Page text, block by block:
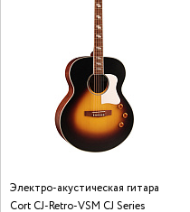
Электро-акустическая гитара
Cort CJ-Retro-VSM CJ Series